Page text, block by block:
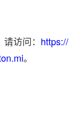
访问： https://
。